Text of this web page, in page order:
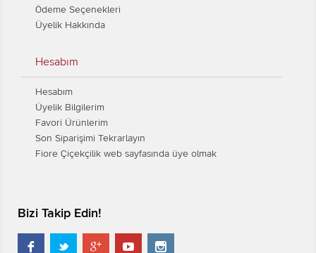
Ödeme Seçenekleri
Üyelik Hakkında
Hesabım
Hesabım
Üyelik Bilgilerim
Favori Ürünlerim
Son Siparişimi Tekrarlayın
Fiore Çiçekçilik web sayfasında üye olmak
Bizi Takip Edin!
    